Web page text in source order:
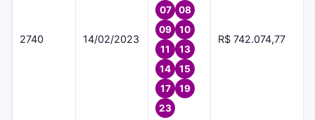
2740 14/02/2023
07
08
09
10
11
13
14
15
17
19
23
R$ 742.074,77